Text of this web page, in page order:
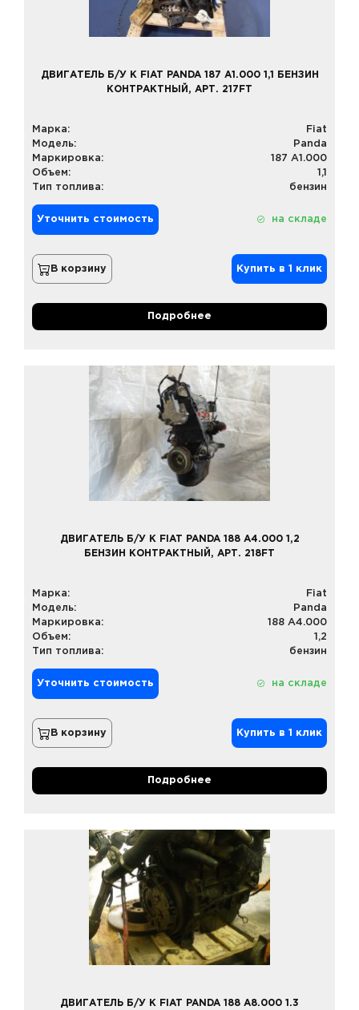
ДВИГАТЕЛЬ Б/У К FIAT PANDA 187 A1.000 1,1 БЕНЗИН
КОНТРАКТНЫЙ, АРТ. 217FT
Марка:
Fiat
Модель:
Panda
Маркировка:
187 A1.000
Объем:
1,1
Тип топлива:
бензин
Уточнить стоимость на складе
В корзину Купить в 1 клик
Подробнее
ДВИГАТЕЛЬ Б/У К FIAT PANDA 188 A4.000 1,2
БЕНЗИН КОНТРАКТНЫЙ, АРТ. 218FT
Марка:
Fiat
Модель:
Panda
Маркировка:
188 A4.000
Объем:
1,2
Тип топлива:
бензин
Уточнить стоимость на складе
В корзину Купить в 1 клик
Подробнее
ДВИГАТЕЛЬ Б/У К FIAT PANDA 188 A8.000 1.3